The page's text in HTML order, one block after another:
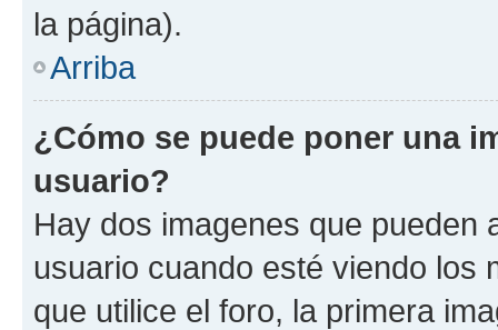
la página).
Arriba
¿Cómo se puede poner una
usuario?
Hay dos imagenes que pueden
usuario cuando esté viendo los
que utilice el foro, la primera